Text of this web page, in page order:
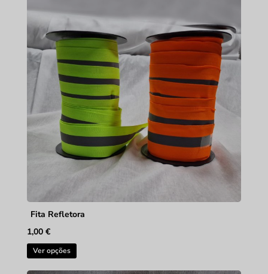
Fita Refletora
1,00 €
Ver opções
This
product
has